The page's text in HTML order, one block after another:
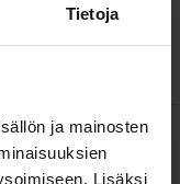
Tietoja
ja mainosten
Lisäksi